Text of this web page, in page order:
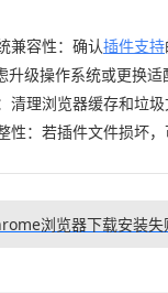
兼容性：确认插件支持
级操作系统或更换适
清理浏览器缓存和垃
性：若插件文件损坏